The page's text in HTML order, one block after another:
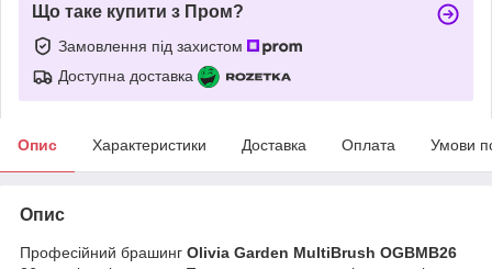
Що таке купити з Пром?
Замовлення під захистом
Доступна доставка
Опис Характеристики Доставка Оплата Умови
Опис
Професійний брашинг Olivia Garden MultiBrush OGBMB26